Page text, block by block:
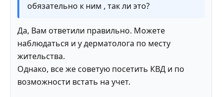
обязательно к ним , так ли это?
Да, Вам ответили правильно. Можете
наблюдаться и у дерматолога по месту
жительства.
Однако, все же советую посетить КВД и по
возможности встать на учет.